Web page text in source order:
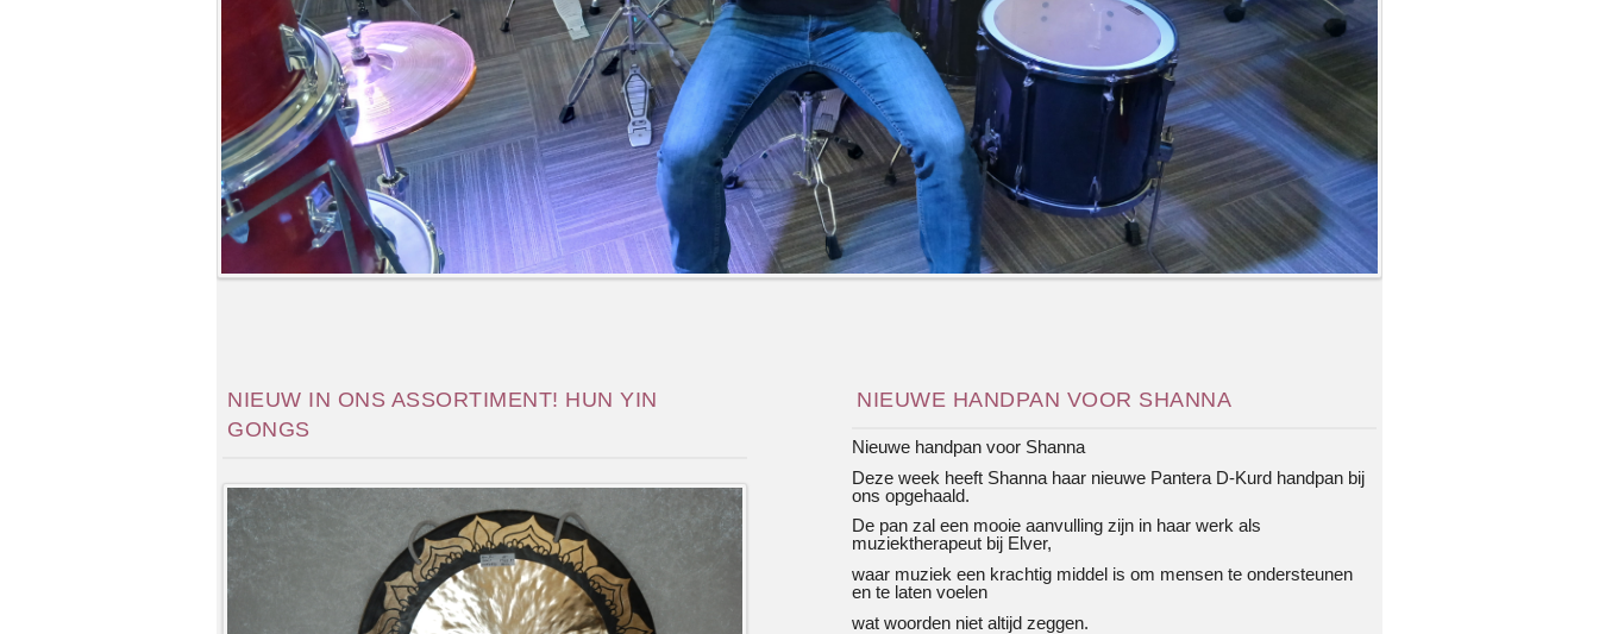
NIEUW IN ONS ASSORTIMENT! HUN YIN
GONGS
NIEUWE HANDPAN VOOR SHANNA
Nieuwe handpan voor Shanna
Deze week heeft Shanna haar nieuwe Pantera D-Kurd handpan bij
ons opgehaald.
De pan zal een mooie aanvulling zijn in haar werk als
muziektherapeut bij Elver,
waar muziek een krachtig middel is om mensen te ondersteunen
en te laten voelen
wat woorden niet altijd zeggen.